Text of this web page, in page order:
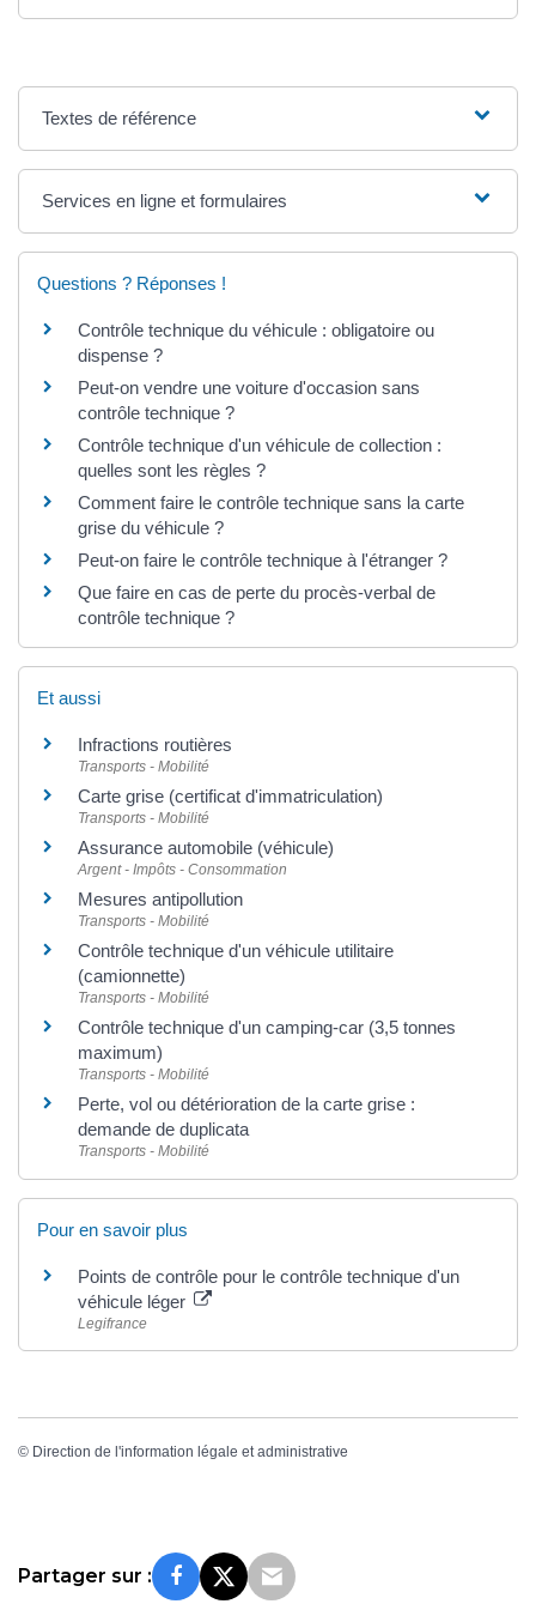
Textes de référence
Services en ligne et formulaires
Questions ? Réponses !
Contrôle technique du véhicule : obligatoire ou
dispense ?
Peut-on vendre une voiture d'occasion sans
contrôle technique ?
Contrôle technique d'un véhicule de collection :
quelles sont les règles ?
Comment faire le contrôle technique sans la carte
grise du véhicule ?
Peut-on faire le contrôle technique à l'étranger ?
Que faire en cas de perte du procès-verbal de
contrôle technique ?
Et aussi
Infractions routières
Transports - Mobilité
Carte grise (certificat d'immatriculation)
Transports - Mobilité
Assurance automobile (véhicule)
Argent - Impôts - Consommation
Mesures antipollution
Transports - Mobilité
Contrôle technique d'un véhicule utilitaire
(camionnette)
Transports - Mobilité
Contrôle technique d'un camping-car (3,5 tonnes
maximum)
Transports - Mobilité
Perte, vol ou détérioration de la carte grise :
demande de duplicata
Transports - Mobilité
Pour en savoir plus
Points de contrôle pour le contrôle technique d'un
véhicule léger
Legifrance
© Direction de l'information légale et administrative
Partager sur :